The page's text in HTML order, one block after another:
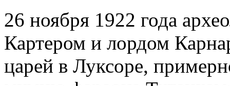
26 ноября 1922 года
Картером и лордом
царей в Луксоре,